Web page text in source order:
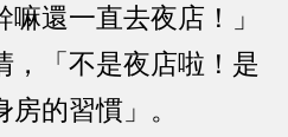
還一直去夜店！」
，「不是夜店啦！是
的習慣」。